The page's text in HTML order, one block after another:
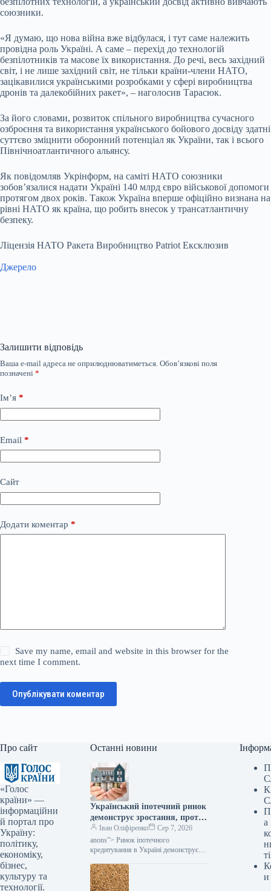
союзники.
«Я думаю, що нова війна вже відбулася, і тут саме належить
провідна роль Україні. А саме – перехід до технологій
безпілотників та масове їх використання. До речі, весь західний
світ, і не лише західний світ, не тільки країни-члени НАТО,
зацікавилися українськими розробками у сфері виробництва
дронів та далекобійних ракет», – наголосив Тарасюк.
За його словами, розвиток спільного виробництва сучасного
озброєння та використання українського бойового досвіду здатні
суттєво зміцнити оборонний потенціал як України, так і всього
Північноатлантичного альянсу.
Як повідомляв Укрінформ, на саміті НАТО союзники
зобов’язалися надати Україні 140 млрд євро військової допомоги
протягом двох років. Також Україна вперше офіційно визнана на
рівні НАТО як країна, що робить внесок у трансатлантичну
безпеку.
Ліцензія НАТО Ракета Виробництво Patriot Ексклюзив
Джерело
Залишити відповідь
Ваша e-mail адреса не оприлюднюватиметься. Обов’язкові поля
позначені *
Ім’я *
Email *
Сайт
Додати коментар *
Save my name, email and website in this browser for the
next time I comment.
Опублікувати коментар
Про сайт
«Голос
країни» —
інформаційни
й портал про
Україну:
політику,
економіку,
бізнес,
культуру та
технології.
Останні новини
Український іпотечний ринок
демонструє зростання, проте
без державної підтримки його
функціонування залишається
мінімальним, зазначає
Іван Оліфіренко
Сер 7, 2026
anons”> Ринок іпотечного
кредитування в Україні демонструє
прогрес значною мірою спирається на
програми державної допомоги. Як…
а
ті
и